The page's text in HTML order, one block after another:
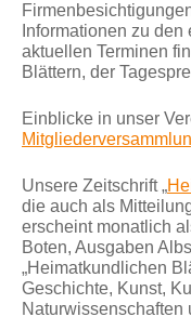
Informationen zu
aktuellen Terminen
Blättern, der
Einblicke in unser
Unsere Zeitschrift „
die auch als
erscheint monatlich
Boten, Ausgaben
„Heimatkundlichen
Geschichte, Kunst,